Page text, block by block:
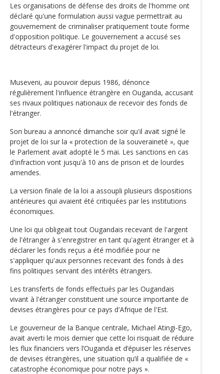
Les organisations de défense des droits de l'homme ont
déclaré qu'une formulation aussi vague permettrait au
gouvernement de criminaliser pratiquement toute forme
d'opposition politique. Le gouvernement a accusé ses
détracteurs d'exagérer l'impact du projet de loi.
Museveni, au pouvoir depuis 1986, dénonce
régulièrement l'influence étrangère en Ouganda, accusant
ses rivaux politiques nationaux de recevoir des fonds de
l'étranger.
Son bureau a annoncé dimanche soir qu'il avait signé le
projet de loi sur la « protection de la souveraineté », que
le Parlement avait adopté le 5 mai. Les sanctions en cas
d'infraction vont jusqu'à 10 ans de prison et de lourdes
amendes.
La version finale de la loi a assoupli plusieurs dispositions
antérieures qui avaient été critiquées par les institutions
économiques.
Une loi qui obligeait tout Ougandais recevant de l'argent
de l'étranger à s'enregistrer en tant qu'agent étranger et à
déclarer les fonds reçus a été modifiée pour ne
s'appliquer qu'aux personnes recevant des fonds à des
fins politiques servant des intérêts étrangers.
Les transferts de fonds effectués par les Ougandais
vivant à l'étranger constituent une source importante de
devises étrangères pour ce pays d'Afrique de l'Est.
Le gouverneur de la Banque centrale, Michael Atingi-Ego,
avait averti le mois dernier que cette loi risquait de réduire
les flux financiers vers l’Ouganda et d’épuiser les réserves
de devises étrangères, une situation qu’il a qualifiée de «
catastrophe économique pour notre pays ».